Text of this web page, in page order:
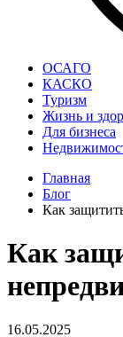
ОСАГО
КАСКО
Туризм
Жизнь и
Для бизнеса
Главная
Блог
Как
Как
16.05.2025